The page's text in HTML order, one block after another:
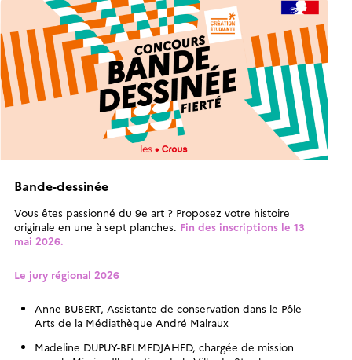
Bande-dessinée
Vous êtes passionné du 9e art ? Proposez votre histoire
originale en une à sept planches. Fin des inscriptions le 13
mai 2026.
Le jury régional 2026
Anne BUBERT, Assistante de conservation dans le Pôle
Arts de la Médiathèque André Malraux
Madeline DUPUY-BELMEDJAHED, chargée de mission